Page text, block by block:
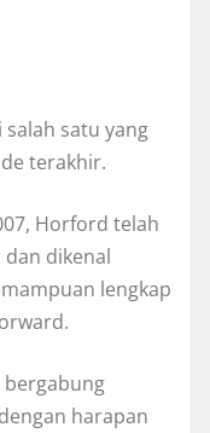
satu yang
terakhir.
Horford telah
dikenal
lengkap
bergabung
harapan